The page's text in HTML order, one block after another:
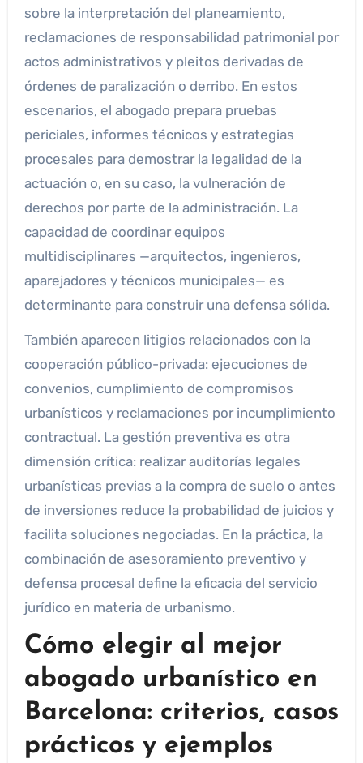
sobre la interpretación del planeamiento,
reclamaciones de responsabilidad patrimonial por
actos administrativos y pleitos derivadas de
órdenes de paralización o derribo. En estos
escenarios, el abogado prepara pruebas
periciales, informes técnicos y estrategias
procesales para demostrar la legalidad de la
actuación o, en su caso, la vulneración de
derechos por parte de la administración. La
capacidad de coordinar equipos
multidisciplinares —arquitectos, ingenieros,
aparejadores y técnicos municipales— es
determinante para construir una defensa sólida.
También aparecen litigios relacionados con la
cooperación público-privada: ejecuciones de
convenios, cumplimiento de compromisos
urbanísticos y reclamaciones por incumplimiento
contractual. La gestión preventiva es otra
dimensión crítica: realizar auditorías legales
urbanísticas previas a la compra de suelo o antes
de inversiones reduce la probabilidad de juicios y
facilita soluciones negociadas. En la práctica, la
combinación de asesoramiento preventivo y
defensa procesal define la eficacia del servicio
jurídico en materia de urbanismo.
Cómo elegir al mejor
abogado urbanístico en
Barcelona: criterios, casos
prácticos y ejemplos